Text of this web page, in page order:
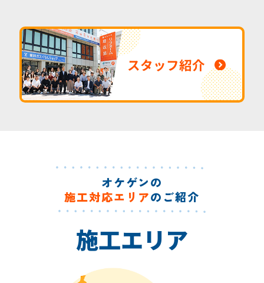
スタッフ紹介
オケゲンの
施工対応エリアのご紹介
施工エリア